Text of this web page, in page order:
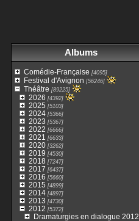
Albums
Comédie-Française [4095]
Festival d'Avignon [56246]
Théâtre [89225]
2026 [4392]
2025 [5103]
2024[5366]
2023 [5367]
2022 [6666]
2021 [6633]
2020[3262]
2019 [4530]
2018 [7247]
2017 [6437]
2016 [5660]
2015 [4899]
2014[4897]
2013 [4730]
2012 [5372]
Dramaturgies en dialogue 2012